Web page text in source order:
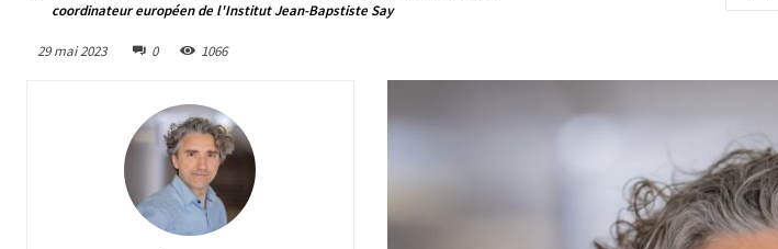
coordinateur européen de l'Institut Jean-Bapstiste Say
29 mai 2023 0 1066